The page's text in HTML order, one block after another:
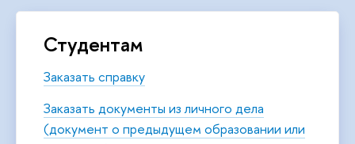
Студентам
Заказать справку
Заказать документы из личного дела
(документ о предыдущем образовании или